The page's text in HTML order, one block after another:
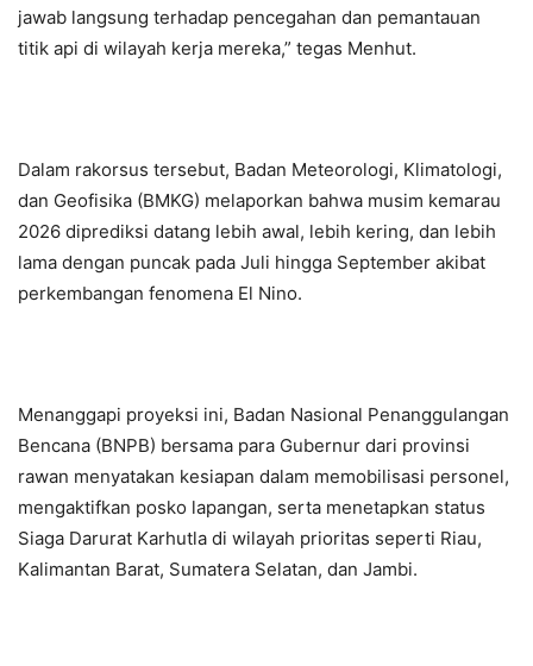
jawab langsung terhadap pencegahan dan pemantauan
titik api di wilayah kerja mereka,” tegas Menhut.
Dalam rakorsus tersebut, Badan Meteorologi, Klimatologi,
dan Geofisika (BMKG) melaporkan bahwa musim kemarau
2026 diprediksi datang lebih awal, lebih kering, dan lebih
lama dengan puncak pada Juli hingga September akibat
perkembangan fenomena El Nino.
Menanggapi proyeksi ini, Badan Nasional Penanggulangan
Bencana (BNPB) bersama para Gubernur dari provinsi
rawan menyatakan kesiapan dalam memobilisasi personel,
mengaktifkan posko lapangan, serta menetapkan status
Siaga Darurat Karhutla di wilayah prioritas seperti Riau,
Kalimantan Barat, Sumatera Selatan, dan Jambi.